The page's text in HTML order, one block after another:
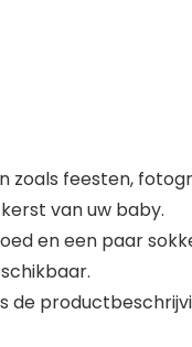
zoals feesten,
van uw baby.
en een paar
de